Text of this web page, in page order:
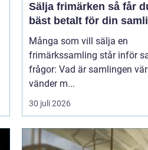
Sälja frimärken så får du
bäst betalt för din
Många som vill sälja en
frimärkssamling står inför
frågor: Vad är samlingen
vänder m...
30 juli 2026